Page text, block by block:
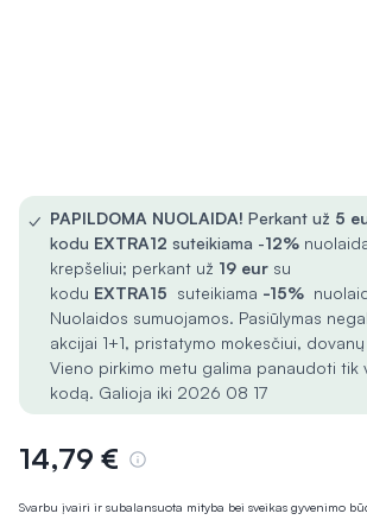
Svarbu įvairi ir subalansuota mityba bei sveikas gyvenimo
✓ PAPILDOMA NUOLAIDA! Perkant už 5
kodu EXTRA12 suteikiama -12%
krepšeliui; perkant už 19 eur su
kodu EXTRA15 suteikiama -15%
Nuolaidos sumuojamos. Pasiūlymas
akcijai 1+1, pristatymo mokesčiui,
Vieno pirkimo metu galima panaudoti tik
kodą. Galioja iki 2026 08 17
14,79 €